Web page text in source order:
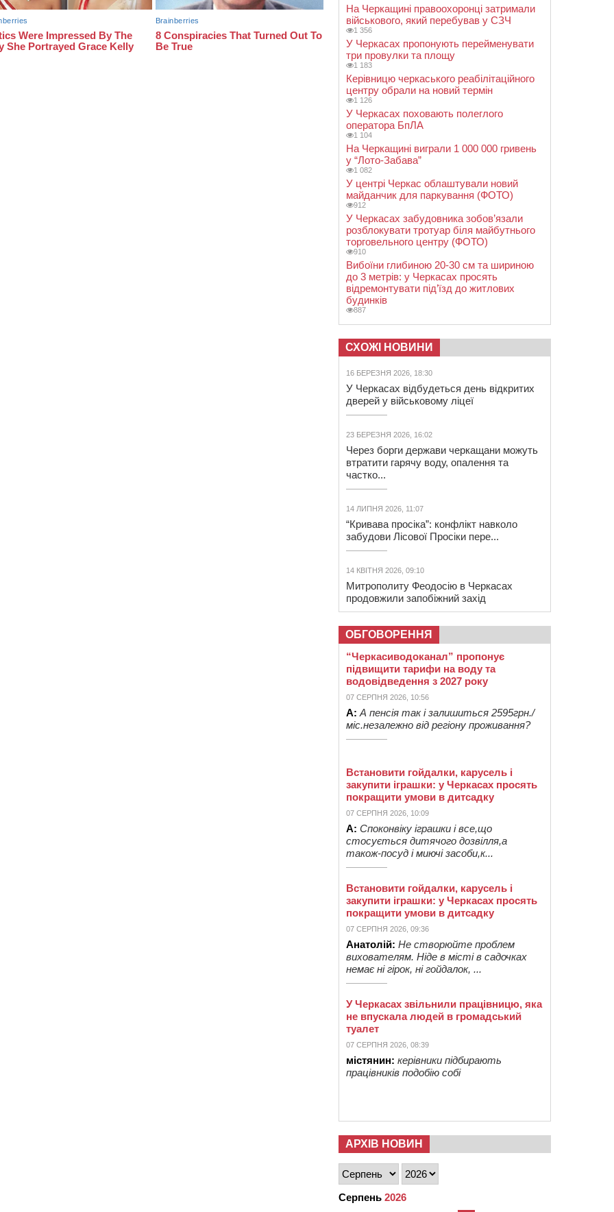
На Черкащині правоохоронці затримали
військового, який перебував у СЗЧ
1 356
У Черкасах пропонують перейменувати
три провулки та площу
1 183
Керівницю черкаського реабілітаційного
центру обрали на новий термін
1 126
У Черкасах поховають полеглого
оператора БпЛА
1 104
На Черкащині виграли 1 000 000 гривень
у “Лото-Забава”
1 082
У центрі Черкас облаштували новий
майданчик для паркування (ФОТО)
912
У Черкасах забудовника зобов’язали
розблокувати тротуар біля майбутнього
торговельного центру (ФОТО)
910
Вибоїни глибиною 20-30 см та шириною
до 3 метрів: у Черкасах просять
відремонтувати під’їзд до житлових
будинків
887
СХОЖІ НОВИНИ
16 БЕРЕЗНЯ 2026, 18:30
У Черкасах відбудеться день відкритих
дверей у військовому ліцеї
23 БЕРЕЗНЯ 2026, 16:02
Через борги держави черкащани можуть
втратити гарячу воду, опалення та
частко...
14 ЛИПНЯ 2026, 11:07
“Кривава просіка”: конфлікт навколо
забудови Лісової Просіки пере...
14 КВІТНЯ 2026, 09:10
Митрополиту Феодосію в Черкасах
продовжили запобіжний захід
ОБГОВОРЕННЯ
“Черкасиводоканал” пропонує
підвищити тарифи на воду та
водовідведення з 2027 року
07 СЕРПНЯ 2026, 10:56
А: А пенсія так і залишиться 2595грн./
міс.незалежно від регіону проживання?
Встановити гойдалки, карусель і
закупити іграшки: у Черкасах просять
покращити умови в дитсадку
07 СЕРПНЯ 2026, 10:09
А: Споконвіку іграшки і все,що
стосується дитячого дозвілля,а
також-посуд і миючі засоби,к...
Встановити гойдалки, карусель і
закупити іграшки: у Черкасах просять
покращити умови в дитсадку
07 СЕРПНЯ 2026, 09:36
Анатолій: Не створюйте проблем
вихователям. Ніде в місті в садочках
немає ні гірок, ні гойдалок, ...
У Черкасах звільнили працівницю, яка
не впускала людей в громадський
туалет
07 СЕРПНЯ 2026, 08:39
містянин: керівники підбирають
працівників подобію собі
АРХІВ НОВИН
Серпень 2026